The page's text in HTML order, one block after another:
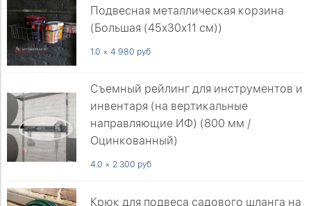
Подвесная металлическая корзина
(Большая (45х30х11 см))
1.0 × 4 980 руб
Съемный рейлинг для инструментов и
инвентаря (на вертикальные
направляющие ИФ) (800 мм /
Оцинкованный)
4.0 × 2 300 руб
Крюк для подвеса садового шланга на